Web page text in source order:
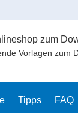
Vorlagen zum
Tipps FAQ